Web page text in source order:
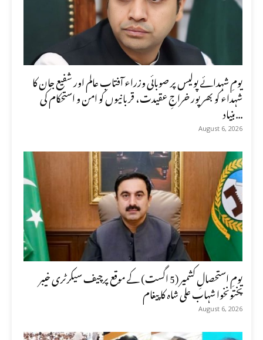
یومِ شہدائے پولیس پر صوبائی وزراء آفتاب عالم اور شفیع جان کا
شہداء کو بھرپور خراجِ عقیدت، قربانیوں کو امن و استحکام کی
بنیاد...
August 6, 2026
یومِ استحصالِ کشمیر (5 اگست) کے موقع پرچیف سیکرٹری خیبر
پختونخوا شہاب علی شاہ کا پیغام
August 6, 2026